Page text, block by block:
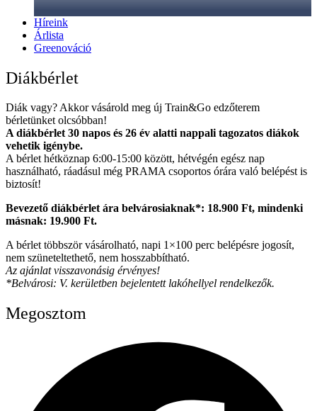
Híreink
Árlista
Greenováció
Diákbérlet
Diák vagy? Akkor vásárold meg új Train&Go edzőterem
bérletünket olcsóbban!
A diákbérlet 30 napos és 26 év alatti nappali tagozatos diákok
vehetik igénybe.
A bérlet hétköznap 6:00-15:00 között, hétvégén egész nap
használható, ráadásul még PRAMA csoportos órára való belépést is
biztosít!
Bevezető diákbérlet ára belvárosiaknak*: 18.900 Ft, mindenki
másnak: 19.900 Ft.
A bérlet többször vásárolható, napi 1×100 perc belépésre jogosít,
nem szüneteltethető, nem hosszabbítható.
Az ajánlat visszavonásig érvényes!
*Belvárosi: V. kerületben bejelentett lakóhellyel rendelkezők.
Megosztom